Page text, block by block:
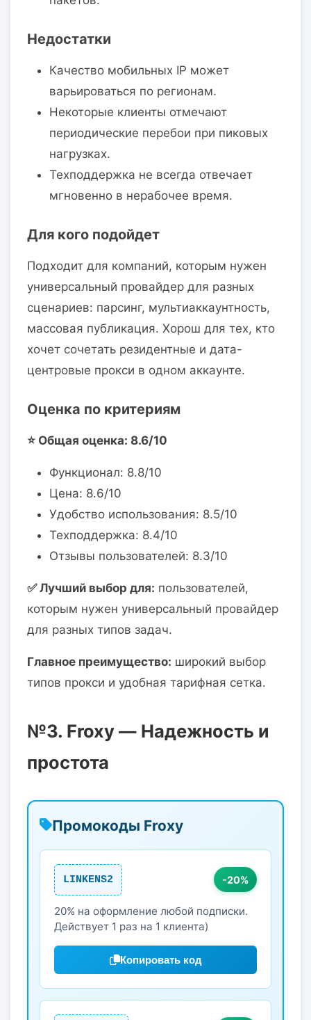
Недостатки
Качество мобильных IP может
варьироваться по регионам.
Некоторые клиенты отмечают
периодические перебои при пиковых
нагрузках.
Техподдержка не всегда отвечает
мгновенно в нерабочее время.
Для кого подойдет
Подходит для компаний, которым нужен
универсальный провайдер для разных
сценариев: парсинг, мультиаккаунтность,
массовая публикация. Хорош для тех, кто
хочет сочетать резидентные и дата-
центровые прокси в одном аккаунте.
Оценка по критериям
⭐ Общая оценка: 8.6/10
Функционал: 8.8/10
Цена: 8.6/10
Удобство использования: 8.5/10
Техподдержка: 8.4/10
Отзывы пользователей: 8.3/10
✅ Лучший выбор для: пользователей,
которым нужен универсальный провайдер
для разных типов задач.
Главное преимущество: широкий выбор
типов прокси и удобная тарифная сетка.
№3. Froxy— Надежность и
простота
Промокоды Froxy
LINKENS2 -20%
20% на оформление любой подписки.
Действует 1 раз на 1 клиента)
Копировать код